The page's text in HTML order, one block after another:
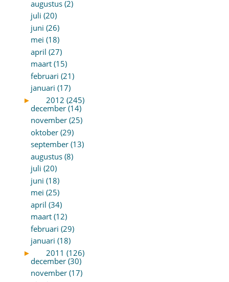
augustus (2)
juli (20)
juni (26)
mei (18)
april (27)
maart (15)
februari (21)
januari (17)
►
2012 (245)
december (14)
november (25)
oktober (29)
september (13)
augustus (8)
juli (20)
juni (18)
mei (25)
april (34)
maart (12)
februari (29)
januari (18)
►
2011 (126)
december (30)
november (17)